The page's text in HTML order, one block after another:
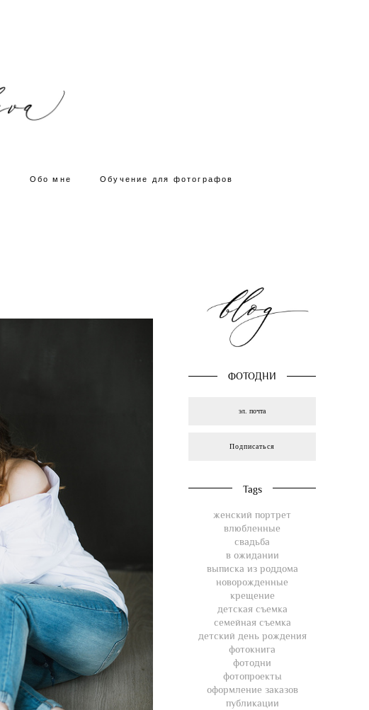
Обо мне Обучение для фотографов
ФОТОДНИ
Подписаться
Tags
женский портрет
влюбленные
свадьба
в ожидании
выписка из роддома
новорожденные
крещение
детская съемка
семейная съемка
детский день рождения
фотокнига
фотодни
фотопроекты
оформление заказов
публикации